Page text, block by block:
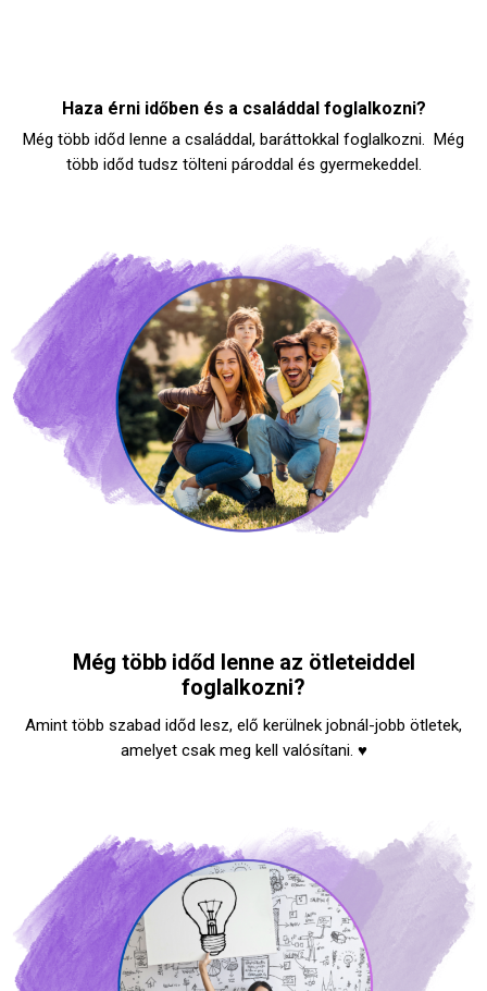
Haza érni időben és a családdal foglalkozni?
Még több időd lenne a családdal, baráttokkal foglalkozni. Még
több időd tudsz tölteni pároddal és gyermekeddel.
Még több időd lenne az ötleteiddel
foglalkozni?
Amint több szabad időd lesz, elő kerülnek jobnál-jobb ötletek,
amelyet csak meg kell valósítani. ♥